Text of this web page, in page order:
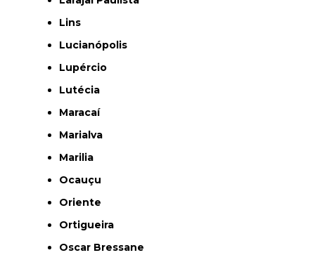
Lins
Lucianópolis
Lupércio
Lutécia
Maracaí
Marialva
Marilia
Ocauçu
Oriente
Ortigueira
Oscar Bressane